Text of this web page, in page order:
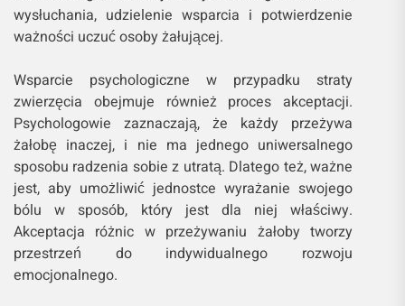
wysłuchania, udzielenie wsparcia i potwierdzenie
ważności uczuć osoby żałującej.
Wsparcie psychologiczne w przypadku straty
zwierzęcia obejmuje również proces akceptacji.
Psychologowie zaznaczają, że każdy przeżywa
żałobę inaczej, i nie ma jednego uniwersalnego
sposobu radzenia sobie z utratą. Dlatego też, ważne
jest, aby umożliwić jednostce wyrażanie swojego
bólu w sposób, który jest dla niej właściwy.
Akceptacja różnic w przeżywaniu żałoby tworzy
przestrzeń do indywidualnego rozwoju
emocjonalnego.